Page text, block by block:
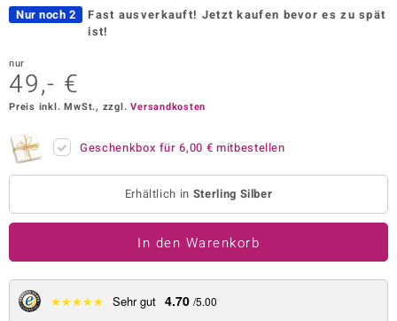
BY DE MELO
Nur noch 2 Fast ausverkauft! Jetzt kaufen bevor es zu spät
ist!
nur
49,- €
Preis inkl. MwSt., zzgl.Versandkosten
Geschenkbox für6,00 € mitbestellen
Erhältlich in Sterling Silber
In den Warenkorb
★★★★★ Sehr gut 4.70 /5.00